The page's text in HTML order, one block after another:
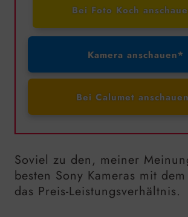
Bei Foto Koch
Kamera anschauen*
Bei Calumet
Soviel zu den, meiner
besten Sony Kameras mit dem
das Preis-Leistungsverhältnis.